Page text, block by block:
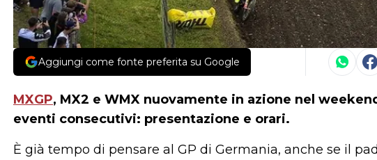
Aggiungi come fonte preferita su Google
MXGP, MX2 e WMX nuovamente in azione nel
eventi consecutivi: presentazione e orari.
È già tempo di pensare al GP di Germania, anche se il